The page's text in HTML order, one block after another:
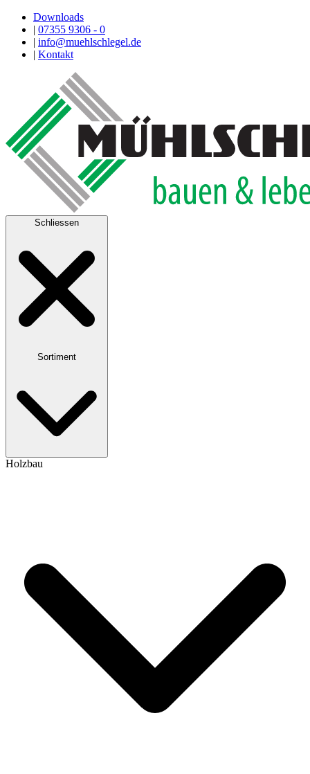
Downloads
| 07355 9306 - 0
| info@muehlschlegel.de
| Kontakt
Schliessen
Sortiment
Holzbau